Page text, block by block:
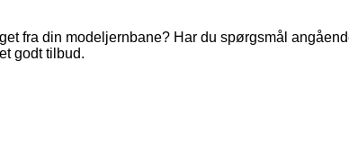
fra din modeljernbane? Har du spørgsmål
godt tilbud.